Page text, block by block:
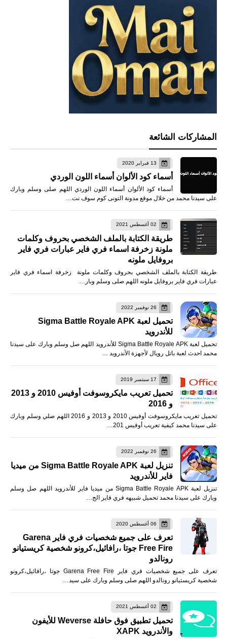
المشاركات الشائعة
13 فبراير 2020
أسماء كود الألوان أسماء اللون الوردي
أسماء كود الألوان أسماء اللون الوردي اللهم صلى وسلم وبارك
على سيدنا محمد من خلال موقع مدونة التونى كوم سوف نت…
02 أغسطس 2021
طريقة الكتابة بالملف الشخصي بحروف وكلمات
ملونة زخرفة اسماء فري فاير عبارات فري فاير
بروفايل ملونه
طريقة الكتابة بالملف الشخصي بحروف وكلمات ملونة زخرفة اسماء فري فاير
عبارات فري فاير بروفايل ملونه اللهم صلى وسلم وبار…
26 نوفمبر 2022
تحميل لعبة Sigma Battle Royale APK
للأندرويد
تحميل لعبة Sigma Battle Royale APK للأندرويد اللهم صل وسلم وبارك على سيدنا
محمد احدث لعبة باتل رويال لأجهزة الأندرويد …
17 سبتمبر 2019
تحميل تعريب مايكروسوفت أوفيس 2010 و 2013
و 2016
تحميل تعريب مايكروسوفت أوفيس 2010 و 2013 و 2016 اللهم صلي وسلم وبارك
على سيدنا محمد كيفية تعريب أوفيس 201…
26 نوفمبر 2022
تنزيل لعبة Sigma Battle Royale APK من ميديا
فاير للأندرويد
تنزيل لعبة Sigma Battle Royale APK من ميديا فاير للأندرويد اللهم صل وسلم
وبارك على سيدنا محمد تحميل شبيهه فري فاير الج…
06 أغسطس 2020
تعرف على جميع شخصيات فري فاير Garena
Free Fire جوتا ،رافائيل،كرونو شخصية كريستيانو
رونالدو
تعرف على جميع شخصيات فري فاير Garena Free Fire جوتا ،رافائيل،كرونو
شخصية كريستيانو رونالدو اللهم صلى وسلم وبارك على سيد…
02 أغسطس 2021
تحميل تطبيق فوق حافلة Weverse للأيفون
والأندرويد XAPK